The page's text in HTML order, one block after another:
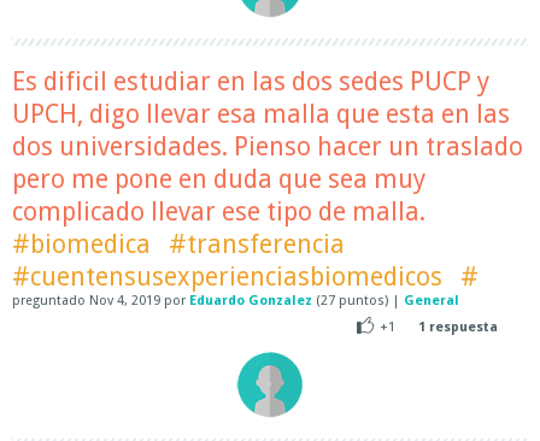
Es dificil estudiar en las dos sedes PUCP y
UPCH, digo llevar esa malla que esta en las
dos universidades. Pienso hacer un traslado
pero me pone en duda que sea muy
complicado llevar ese tipo de malla.
#biomedica
#transferencia
#cuentensusexperienciasbiomedicos
#
preguntado Nov 4, 2019 por Eduardo Gonzalez (27 puntos) | General
+1
1 respuesta